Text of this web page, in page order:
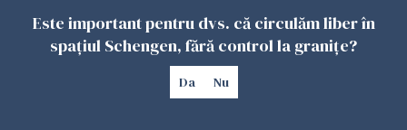
Premierul Andy Burnham vrea să facă în UK
ca Germania. Pregătește o reformă radicală și
puterea ar urma să se mute de la Londra
Este important pentru dvs. că circulăm liber în
spațiul Schengen, fără control la granițe?
Da Nu